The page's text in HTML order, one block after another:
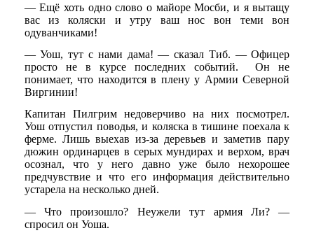
— Ещё хоть одно слово о майоре Мосби, и я вытащу
вас из коляски и утру ваш нос вон теми вон
одуванчиками!
— Уош, тут с нами дама! — сказал Тиб. — Офицер
просто не в курсе последних событий. Он не
понимает, что находится в плену у Армии Северной
Виргинии!
Капитан Пилгрим недоверчиво на них посмотрел.
Уош отпустил поводья, и коляска в тишине поехала к
ферме. Лишь выехав из-за деревьев и заметив пару
дюжин ординарцев в серых мундирах и верхом, врач
осознал, что у него давно уже было нехорошее
предчувствие и что его информация действительно
устарела на несколько дней.
— Что произошло? Неужели тут армия Ли? —
спросил он Уоша.